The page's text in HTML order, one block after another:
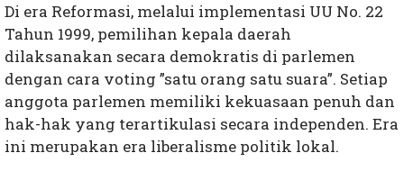
Di era Reformasi, melalui implementasi UU No. 22
Tahun 1999, pemilihan kepala daerah
dilaksanakan secara demokratis di parlemen
dengan cara voting ”satu orang satu suara”. Setiap
anggota parlemen memiliki kekuasaan penuh dan
hak-hak yang terartikulasi secara independen. Era
ini merupakan era liberalisme politik lokal.